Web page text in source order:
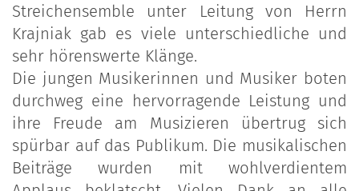
Streichensemble unter Leitung von Herrn
Krajniak gab es viele unterschiedliche und
sehr hörenswerte Klänge.
Die jungen Musikerinnen und Musiker boten
durchweg eine hervorragende Leistung und
ihre Freude am Musizieren übertrug sich
spürbar auf das Publikum. Die musikalischen
Beiträge wurden mit wohlverdientem